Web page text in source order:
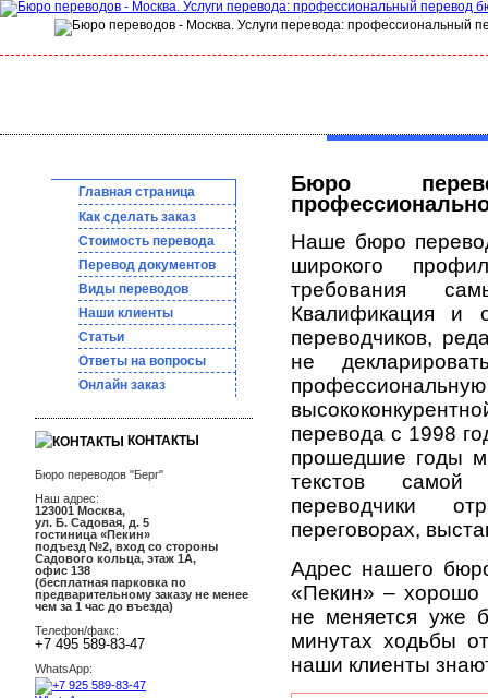
Бюро
Наше бюро
широкого
требования
Квалификация и
переводчиков,
не
перевода с 1998
прошедшие годы
текстов
переводчики
переговорах,
Адрес нашего
«Пекин» – хорошо
не меняется уже
минутах ходьбы
наши клиенты
Главная страница
Как сделать заказ
Стоимость перевода
Перевод документов
Виды переводов
Наши клиенты
Статьи
Ответы на вопросы
Онлайн заказ
КОНТАКТЫ
Бюро переводов "Берг"
Наш адрес:
123001 Москва,
ул. Б. Садовая, д. 5
гостиница «Пекин»
подъезд №2, вход со стороны
Садового кольца, этаж 1А,
офис 138
(бесплатная парковка по
предварительному заказу не менее
чем за 1 час до въезда)
Телефон/факс:
+7 495 589-83-47
WhatsApp:
+7 925 589-83-47